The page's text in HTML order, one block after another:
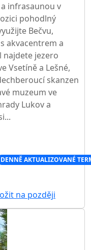
infrasaunou v
pohodlný
Bečvu,
akvacentrem a
najdete jezero
Vsetíně a Lešné,
skanzen
muzeum ve
Lukov a
DENNĚ AKTUALIZOVANÉ
na později